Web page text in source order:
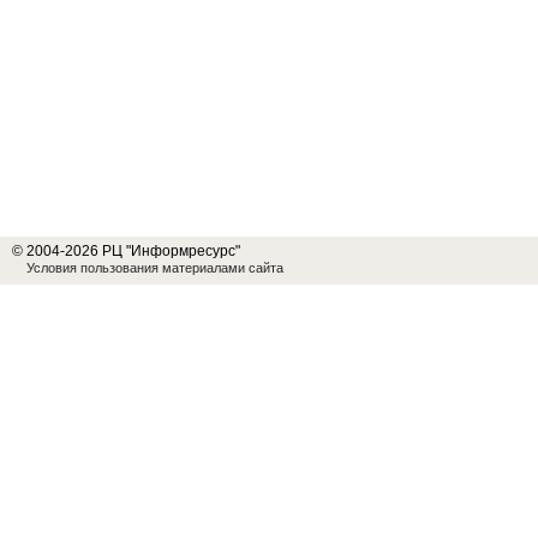
© 2004-2026 РЦ "Информресурс"
Условия пользования материалами сайта